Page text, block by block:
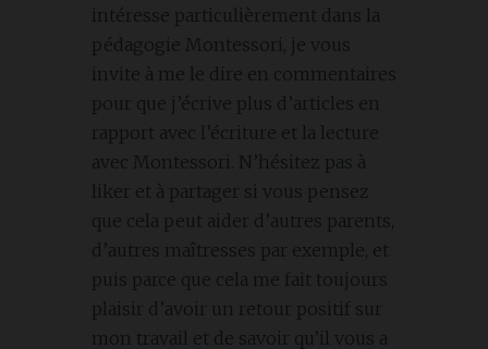
intéresse particulièrement dans la
pédagogie Montessori, je vous
invite à me le dire en commentaires
pour que j’écrive plus d’articles en
rapport avec l’écriture et la lecture
avec Montessori. N’hésitez pas à
liker et à partager si vous pensez
que cela peut aider d’autres parents,
d’autres maîtresses par exemple, et
puis parce que cela me fait toujours
plaisir d’avoir un retour positif sur
mon travail et de savoir qu’il vous a